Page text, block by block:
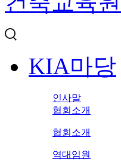
KIA마당
인사말
협회소개
협회소개
역대임원